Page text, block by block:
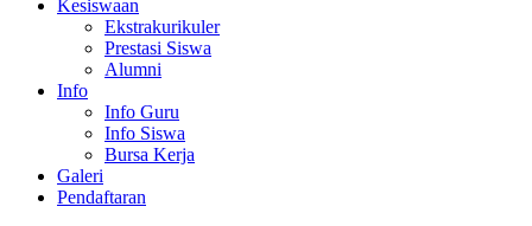
Kesiswaan
Ekstrakurikuler
Prestasi Siswa
Alumni
Info
Info Guru
Info Siswa
Bursa Kerja
Galeri
Pendaftaran